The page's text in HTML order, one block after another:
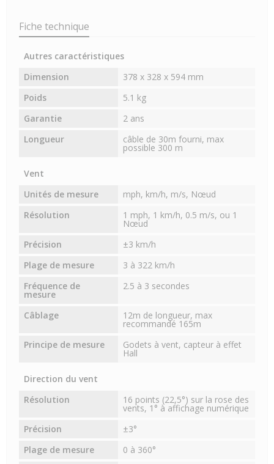
Fiche technique
Autres caractéristiques
Dimension
378 x 328 x 594 mm
Poids
5.1 kg
Garantie
2 ans
Longueur
câble de 30m fourni, max
possible 300 m
Vent
Unités de mesure
mph, km/h, m/s, Nœud
Résolution
1 mph, 1 km/h, 0.5 m/s, ou 1
Nœud
Précision
±3 km/h
Plage de mesure
3 à 322 km/h
Fréquence de
mesure
2.5 à 3 secondes
Câblage 12m de longueur, max
recommandé 165m
Principe de mesure
Godets à vent, capteur à effet
Hall
Direction du vent
Résolution
16 points (22,5°) sur la rose des
vents, 1° à affichage numérique
Précision
±3°
Plage de mesure
0 à 360°